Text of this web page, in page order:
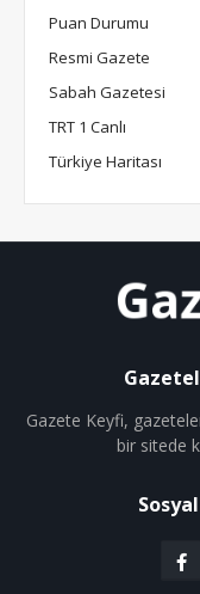
Puan Durumu
Resmi Gazete
Sabah Gazetesi
TRT 1 Canlı
Türkiye Haritası
Gazete Keyfi,
bir sitede